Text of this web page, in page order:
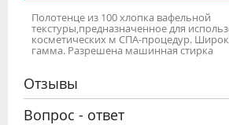
Полотенце из 100 хлопка вафельной
текстуры,предназначенное для
косметических м СПА-процедур.
гамма. Разрешена машинная стирка
Отзывы
Вопрос - ответ